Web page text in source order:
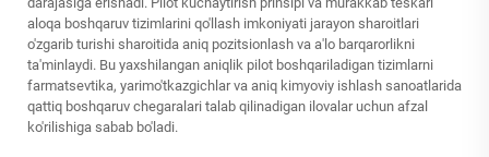
aloqa boshqaruv tizimlarini qo'llash imkoniyati jarayon sharoitlari
o'zgarib turishi sharoitida aniq pozitsionlash va a'lo barqarorlikni
ta'minlaydi. Bu yaxshilangan aniqlik pilot boshqariladigan tizimlarni
farmatsevtika, yarimo'tkazgichlar va aniq kimyoviy ishlash sanoatlarida
qattiq boshqaruv chegaralari talab qilinadigan ilovalar uchun afzal
ko'rilishiga sabab bo'ladi.